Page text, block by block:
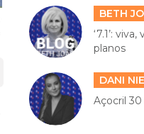
BETH
‘7.1’:
planos
DANI
Açocril 30